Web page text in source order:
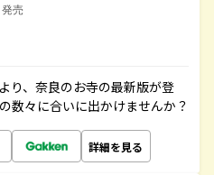
売
り、奈良のお寺の最新版が登
数々に合いに出かけませんか？
詳細を見る